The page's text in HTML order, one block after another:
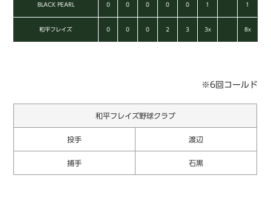
BLACK PEARL 0 0 0 0 0 1 1
和平フレイズ 0 0 0 2 3 3x 8x
※6回コールド
和平フレイズ野球クラブ
投手 渡辺
捕手 石黒